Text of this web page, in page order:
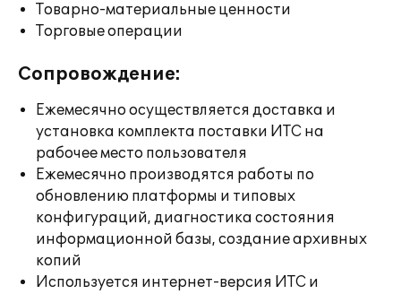
Товарно-материальные ценности
Торговые операции
Сопровождение:
Ежемесячно осуществляется доставка и
установка комплекта поставки ИТС на
рабочее место пользователя
Ежемесячно производятся работы по
обновлению платформы и типовых
конфигураций, диагностика состояния
информационной базы, создание архивных
копий
Используется интернет-версия ИТС и